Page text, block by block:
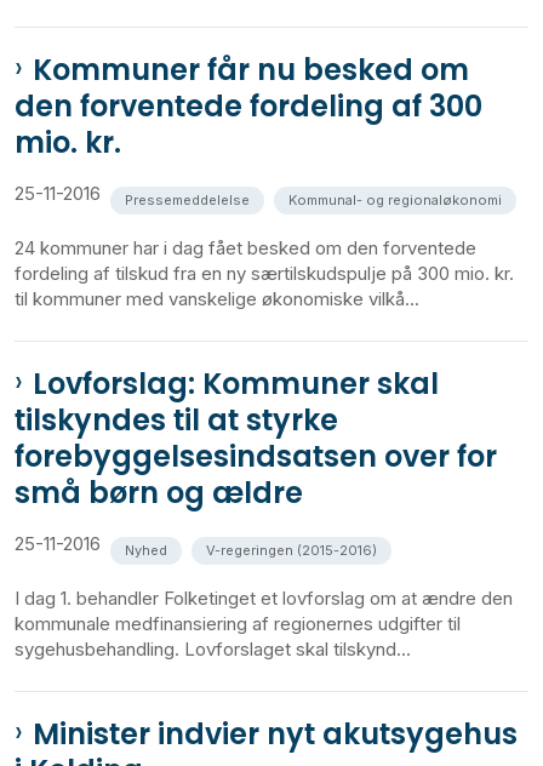
Kommuner får nu besked om
den forventede fordeling af 300
mio. kr.
25-11-2016 Pressemeddelelse Kommunal- og regionaløkonomi
24 kommuner har i dag fået besked om den forventede
fordeling af tilskud fra en ny særtilskudspulje på 300 mio. kr.
til kommuner med vanskelige økonomiske vilkå...
Lovforslag: Kommuner skal
tilskyndes til at styrke
forebyggelsesindsatsen over for
små børn og ældre
25-11-2016 Nyhed V-regeringen (2015-2016)
I dag 1. behandler Folketinget et lovforslag om at ændre den
kommunale medfinansiering af regionernes udgifter til
sygehusbehandling. Lovforslaget skal tilskynd...
Minister indvier nyt akutsygehus